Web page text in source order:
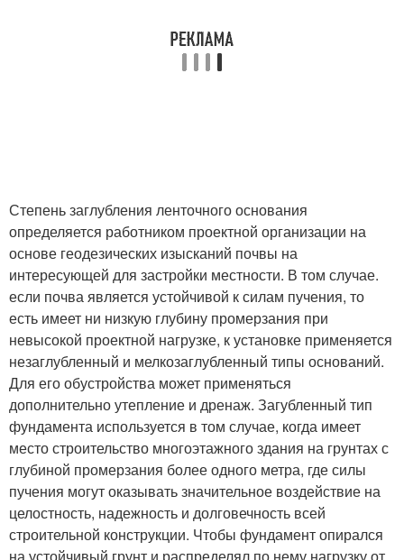
Степень заглубления ленточного основания
определяется работником проектной организации на
основе геодезических изысканий почвы на
интересующей для застройки местности. В том случае.
если почва является устойчивой к силам пучения, то
есть имеет ни низкую глубину промерзания при
невысокой проектной нагрузке, к установке применяется
незаглубленный и мелкозаглубленный типы оснований.
Для его обустройства может применяться
дополнительно утепление и дренаж. Загубленный тип
фундамента используется в том случае, когда имеет
место строительство многоэтажного здания на грунтах с
глубиной промерзания более одного метра, где силы
пучения могут оказывать значительное воздействие на
целостность, надежность и долговечность всей
строительной конструкции. Чтобы фундамент опирался